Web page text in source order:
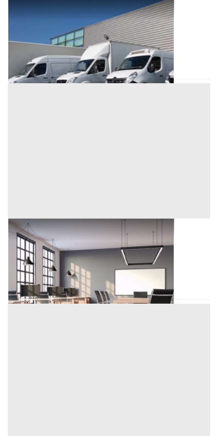
Automezzi Commerciali all'asta a Padova
Piazzola sul Brenta (Padova)
6.500 €
Codice asta:BN561336
Asta chiusa
Mobili Ufficio all'asta a Padova
Piazzola sul Brenta
Offerta minima
12.729 €
Codice asta:
BN561334
Asta chiusa